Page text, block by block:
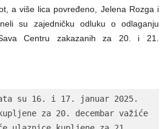
a više lica povređeno, Jelena Rozga i
su zajedničku odluku o odlaganju
Centru zakazanih za 20. i 21.
su 16. i 17. januar 2025.
za 20. decembar važiće